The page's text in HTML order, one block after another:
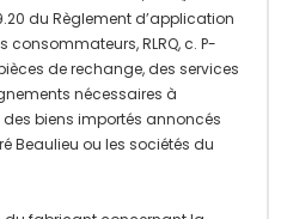
du Règlement d’application
RLRQ, c. P-
de rechange, des services
nécessaires à
biens importés annoncés
Beaulieu ou les sociétés du